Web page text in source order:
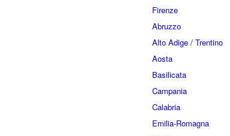
Firenze
Abruzzo
Alto Adige / Trentino
Aosta
Basilicata
Campania
Calabria
Emilia-Romagna